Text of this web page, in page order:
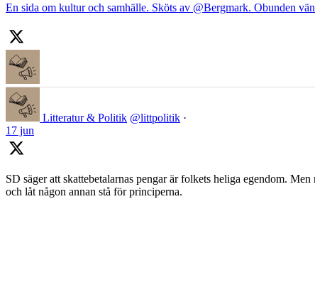
En sida om kultur och samhälle. Sköts av @Bergmark. Obunden
Litteratur & Politik @littpolitik ·
17 jun
SD säger att skattebetalarnas pengar är folkets heliga egendom.
och låt någon annan stå för principerna.